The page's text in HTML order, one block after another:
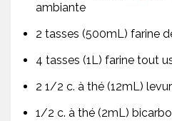
ambiante
2 tasses (500mL) farine
4 tasses (1L) farine tout
2 1/2 c. à thé (12mL)
1/2 c. à thé (2mL)